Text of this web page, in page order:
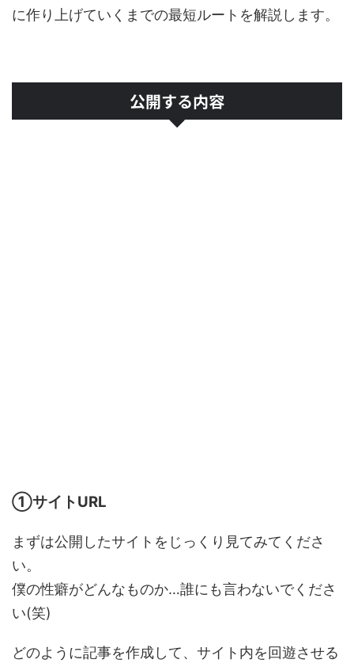
に作り上げていくまでの最短ルートを解説します。
公開する内容
①サイトURL
まずは公開したサイトをじっくり見てみてくださ
い。
僕の性癖がどんなものか…誰にも言わないでくださ
い(笑)
どのように記事を作成して、サイト内を回遊させる